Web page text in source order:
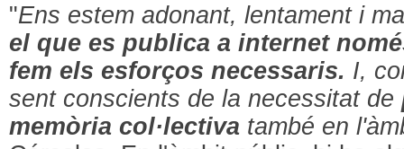
"Ens estem adonant, lentament i
el que es publica a internet
fem els esforços necessaris. I,
sent conscients de la necessitat de
memòria col·lectiva també en